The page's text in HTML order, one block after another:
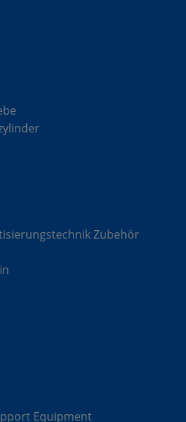
Zubehör
Equipment